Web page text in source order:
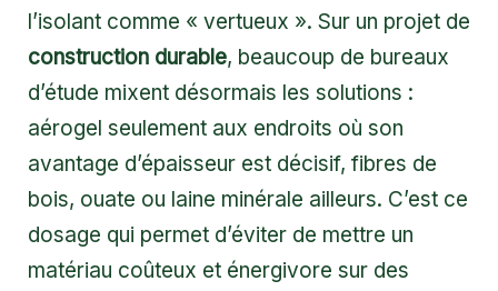
l’isolant comme « vertueux ». Sur un projet de
construction durable, beaucoup de bureaux
d’étude mixent désormais les solutions :
aérogel seulement aux endroits où son
avantage d’épaisseur est décisif, fibres de
bois, ouate ou laine minérale ailleurs. C’est ce
dosage qui permet d’éviter de mettre un
matériau coûteux et énergivore sur des